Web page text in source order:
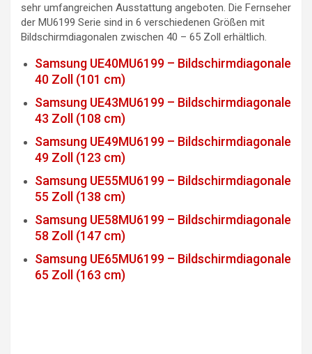
sehr umfangreichen Ausstattung angeboten. Die Fernseher
der MU6199 Serie sind in 6 verschiedenen Größen mit
Bildschirmdiagonalen zwischen 40 – 65 Zoll erhältlich.
Samsung UE40MU6199 – Bildschirmdiagonale
40 Zoll (101 cm)
Samsung UE43MU6199 – Bildschirmdiagonale
43 Zoll (108 cm)
Samsung UE49MU6199 – Bildschirmdiagonale
49 Zoll (123 cm)
Samsung UE55MU6199 – Bildschirmdiagonale
55 Zoll (138 cm)
Samsung UE58MU6199 – Bildschirmdiagonale
58 Zoll (147 cm)
Samsung UE65MU6199 – Bildschirmdiagonale
65 Zoll (163 cm)